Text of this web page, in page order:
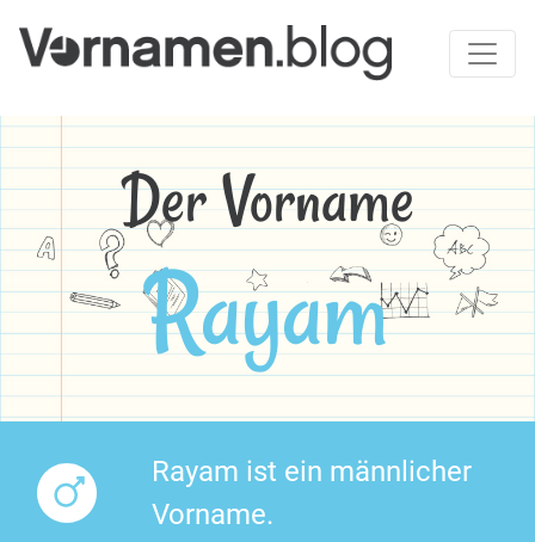
Der Vorname
Rayam
Rayam ist ein männlicher
Vorname.